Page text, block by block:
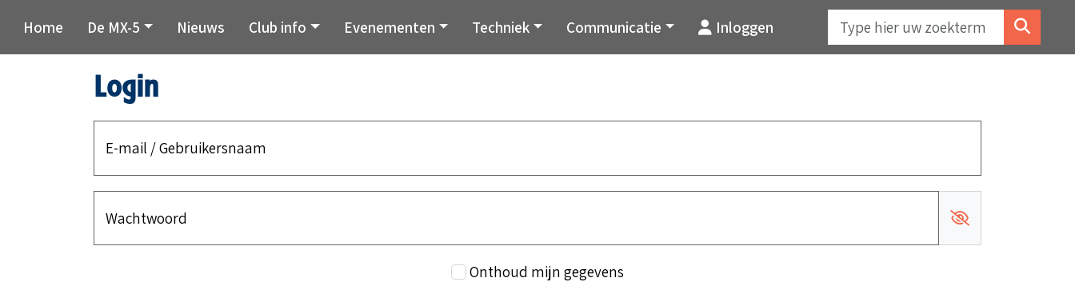
Home De MX-5 Nieuws Club info Evenementen Techniek Communicatie Inloggen
Login
E-mail / Gebruikersnaam
Wachtwoord
Onthoud mijn gegevens